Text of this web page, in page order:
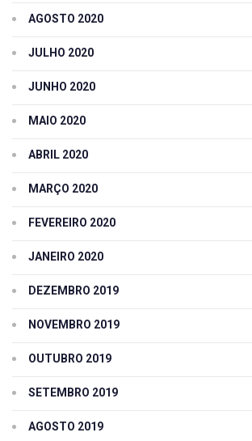
AGOSTO 2020
JULHO 2020
JUNHO 2020
MAIO 2020
ABRIL 2020
MARÇO 2020
FEVEREIRO 2020
JANEIRO 2020
DEZEMBRO 2019
NOVEMBRO 2019
OUTUBRO 2019
SETEMBRO 2019
AGOSTO 2019